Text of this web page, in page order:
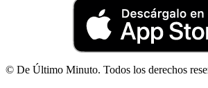
© De Último Minuto. Todos los derechos